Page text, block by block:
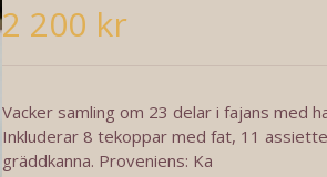
2 200 kr
Vacker samling om 23 delar i fajans med
Inkluderar 8 tekoppar med fat, 11
gräddkanna. Proveniens: Ka